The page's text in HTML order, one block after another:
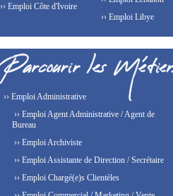
›› Emploi Côte d'Ivoire
›› Emploi Libye
›› Emploi Administrative
›› Emploi Agent Administrative / Agent de
Bureau
›› Emploi Archiviste
›› Emploi Assistante de Direction / Secrétaire
›› Emploi Chargé(e)s Clientèles